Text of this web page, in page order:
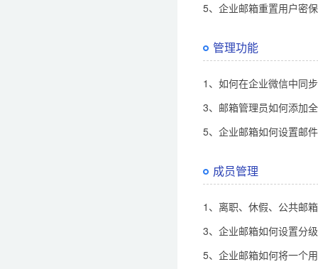
5、企业邮箱重置用户密
管理功能
1、如何在企业微信中同
3、邮箱管理员如何添加
5、企业邮箱如何设置邮
成员管理
1、离职、休假、公共邮
3、企业邮箱如何设置分
5、企业邮箱如何将一个